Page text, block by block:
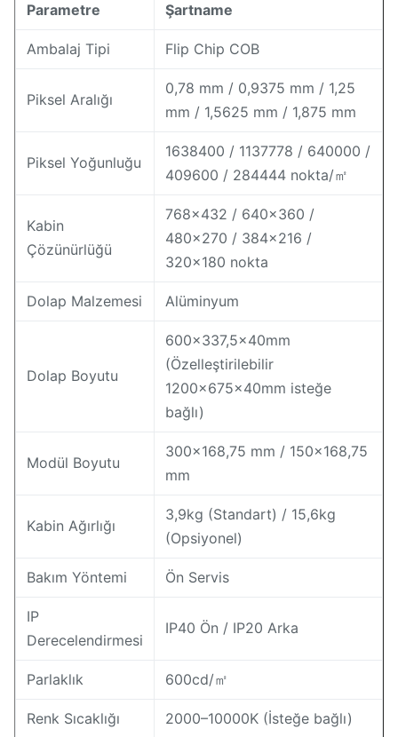
Parametre Şartname
Ambalaj Tipi Flip Chip COB
Piksel Aralığı
0,78 mm / 0,9375 mm / 1,25
mm / 1,5625 mm / 1,875 mm
Piksel Yoğunluğu
1638400 / 1137778 / 640000 /
409600 / 284444 nokta/㎡
Kabin
Çözünürlüğü
768×432 / 640×360 /
480×270 / 384×216 /
320×180 nokta
Dolap Malzemesi Alüminyum
Dolap Boyutu
600×337,5×40mm
(Özelleştirilebilir
1200×675×40mm isteğe
bağlı)
Modül Boyutu
300×168,75 mm / 150×168,75
mm
Kabin Ağırlığı
3,9kg (Standart) / 15,6kg
(Opsiyonel)
Bakım Yöntemi Ön Servis
IP
Derecelendirmesi
IP40 Ön / IP20 Arka
Parlaklık 600cd/㎡
Renk Sıcaklığı 2000–10000K (İsteğe bağlı)